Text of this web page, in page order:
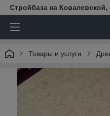
Стройбаза на Ковалевской,
Товары и услуги